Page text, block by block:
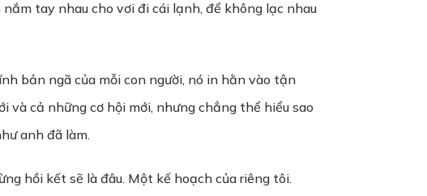
tay nhau cho vơi đi cái lạnh, để không lạc nhau
bản ngã của mỗi con người, nó in hằn vào tận
và cả những cơ hội mới, nhưng chẳng thể hiểu sao
anh đã làm.
hồi kết sẽ là đâu. Một kế hoạch của riêng tôi.